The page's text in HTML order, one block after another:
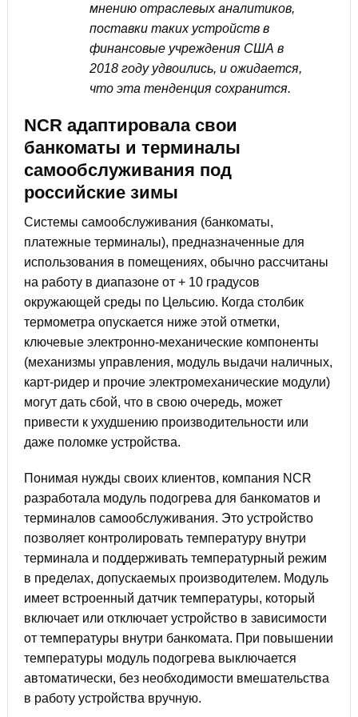
мнению отраслевых аналитиков,
поставки таких устройств в
финансовые учреждения США в
2018 году удвоились, и ожидается,
что эта тенденция сохранится.
NCR адаптировала свои
банкоматы и терминалы
самообслуживания под
российские зимы
Системы самообслуживания (банкоматы,
платежные терминалы), предназначенные для
использования в помещениях, обычно рассчитаны
на работу в диапазоне от + 10 градусов
окружающей среды по Цельсию. Когда столбик
термометра опускается ниже этой отметки,
ключевые электронно-механические компоненты
(механизмы управления, модуль выдачи наличных,
карт-ридер и прочие электромеханические модули)
могут дать сбой, что в свою очередь, может
привести к ухудшению производительности или
даже поломке устройства.
Понимая нужды своих клиентов, компания NCR
разработала модуль подогрева для банкоматов и
терминалов самообслуживания. Это устройство
позволяет контролировать температуру внутри
терминала и поддерживать температурный режим
в пределах, допускаемых производителем. Модуль
имеет встроенный датчик температуры, который
включает или отключает устройство в зависимости
от температуры внутри банкомата. При повышении
температуры модуль подогрева выключается
автоматически, без необходимости вмешательства
в работу устройства вручную.